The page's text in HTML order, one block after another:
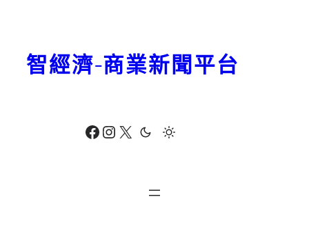
Facebook Instagram X
智經濟-商業新聞平台